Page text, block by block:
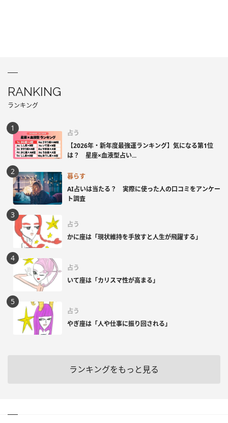
RANKING
ランキング
占う
【2026年・新年度最強運ランキング】気になる第1位
は？ 星座×血液型占い...
暮らす
AI占いは当たる？ 実際に使った人の口コミをアンケー
ト調査
占う
かに座は「現状維持を手放すと人生が飛躍する」
占う
いて座は「カリスマ性が高まる」
占う
やぎ座は「人や仕事に振り回される」
ランキングをもっと見る